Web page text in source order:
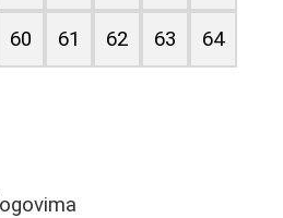
60 61 62 63 64